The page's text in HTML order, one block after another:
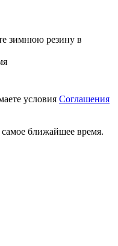
зимнюю резину в
условия Соглашения
ближайшее время.